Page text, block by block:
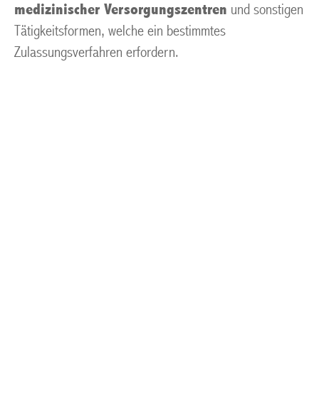
medizinischer Versorgungszentren und sonstigen
Tätigkeitsformen, welche ein bestimmtes
Zulassungsverfahren erfordern.